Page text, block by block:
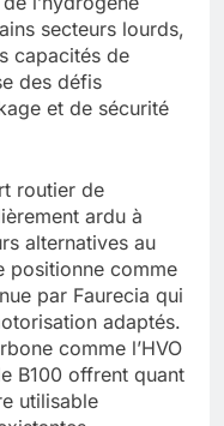
secteurs lourds,
capacités de
des défis
et de sécurité
routier de
ardu à
alternatives au
positionne comme
par Faurecia qui
adaptés.
comme l’HVO
B100 offrent quant
utilisable